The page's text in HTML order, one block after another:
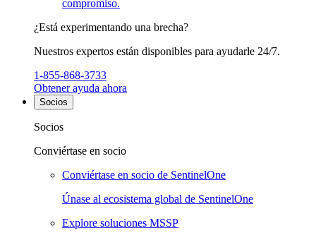
compromiso.
¿Está experimentando una brecha?
Nuestros expertos están disponibles para ayudarle 24/7.
1-855-868-3733
Obtener ayuda ahora
Socios
Socios
Conviértase en socio
Conviértase en socio de SentinelOne
Únase al ecosistema global de SentinelOne
Explore soluciones MSSP